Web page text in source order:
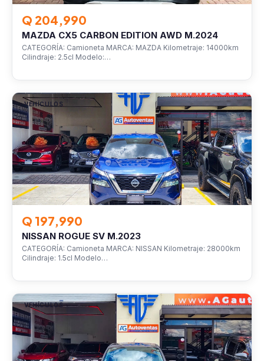
Q 204,990
MAZDA CX5 CARBON EDITION AWD M.2024
CATEGORÍA: Camioneta MARCA: MAZDA Kilometraje: 14000km
Cilindraje: 2.5cl Modelo:…
VEHÍCULOS
Q 197,990
NISSAN ROGUE SV M.2023
CATEGORÍA: Camioneta MARCA: NISSAN Kilometraje: 28000km
Cilindraje: 1.5cl Modelo…
VEHÍCULOS